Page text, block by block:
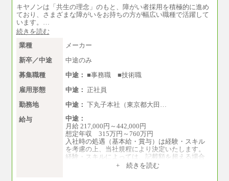
【居住地域：関西エリア（月給） 】※一律地域
手当15,000円含む
大学院卒：266,100円
短大・専門3年制卒：225,300円
短大・専門2年制卒：212,600円
専門1年制卒：202,900円
中途：
【全職種共通】
月給212,900円～330,000円
（上記金額を超える可能性あり）
みとなります
※交通費：月5万円まで
〔契約社員〕
札幌 ：時給1,100円～1,450円
東京 ：時給1,226円～1,400円
横浜 ：時給1,225円～
キヤノンは「共生の理念」のもと、障がい者採用を積極的に進め
ており、さまざまな障がいをお持ちの方が幅広い職種で活躍して
います。…
続きを読む
業種
メーカー
新卒／中途
中途のみ
募集職種
中途： ■事務職 ■技術職
雇用形態
中途： 正社員
勤務地
中途： 下丸子本社（東京都大田…
給与
中途：
月給 217,000円～442,000円
想定年収 315万円～760万円
入社時の処遇（基本給・賞与）は経験・スキル
を考慮の上、当社規程により決定いたします。
経験・スキルによっては、記載額を超える場合
+ 続きを読む